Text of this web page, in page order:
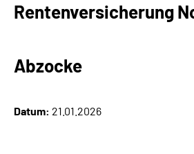
Über uns
Online-Services
Rentenversicherung
Abzocke
Datum: 21.01.2026